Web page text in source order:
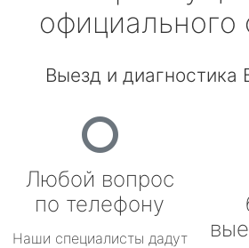
официального
Выезд и диагностика
Любой вопрос
по телефону
Наши специалисты дадут